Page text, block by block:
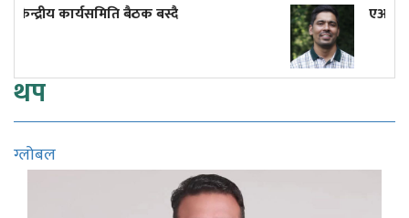
एआईको जुवामा हारिरहेको संसार,
थप
ग्लोबल